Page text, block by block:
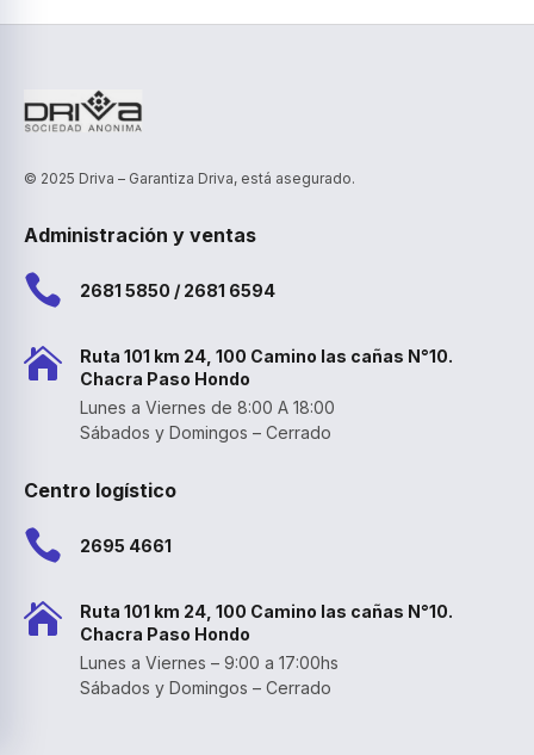
© 2025 Driva – Garantiza Driva, está asegurado.
Administración y ventas
 2681 5850 / 2681 6594

Ruta 101 km 24, 100 Camino las cañas N°10.
Chacra Paso Hondo
Lunes a Viernes de 8:00 A 18:00
Sábados y Domingos – Cerrado
Centro logístico
 2695 4661

Ruta 101 km 24, 100 Camino las cañas N°10.
Chacra Paso Hondo
Lunes a Viernes – 9:00 a 17:00hs
Sábados y Domingos – Cerrado